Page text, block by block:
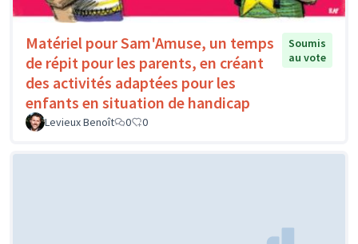
Matériel pour Sam'Amuse, un temps
de répit pour les parents, en créant
des activités adaptées pour les
enfants en situation de handicap
Soumis
au vote
Levieux Benoît 0 0